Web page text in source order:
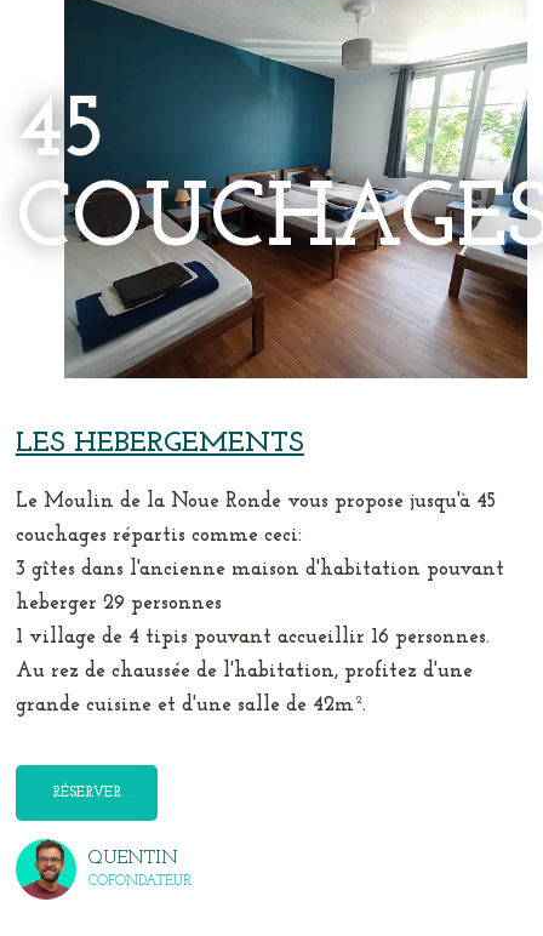
45
LES HEBERGEMENTS
Le Moulin de la Noue Ronde vous propose jusqu'à 45
couchages répartis comme ceci:
3 gîtes dans l'ancienne maison d'habitation pouvant
heberger 29 personnes
1 village de 4 tipis pouvant accueillir 16 personnes.
Au rez de chaussée de l'habitation, profitez d'une
grande cuisine et d'une salle de 42m².
RÉSERVER
QUENTIN
COFONDATEUR